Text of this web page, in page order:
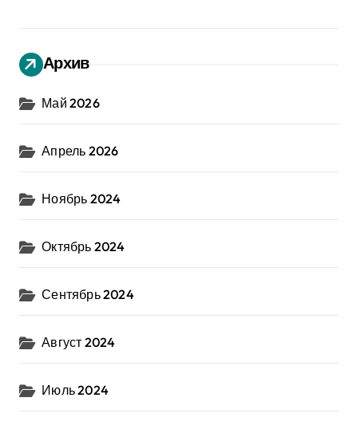
Архив
Май 2026
Апрель 2026
Ноябрь 2024
Октябрь 2024
Сентябрь 2024
Август 2024
Июль 2024